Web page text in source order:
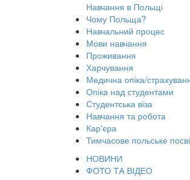
Навчання в Польщі
Чому Польща?
Навчальний процес
Мови навчання
Проживання
Харчування
Медична опіка/
Опіка над студентами
Студентська віза
Навчання та робота
Кар'єра
Тимчасове польське
НОВИНИ
ФОТО ТА ВІДЕО